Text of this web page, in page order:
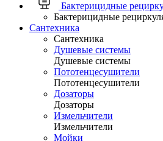
Бактерицидные
Бактерицидные
Сантехника
Сантехника
Душевые системы
Душевые системы
Пототенцесушители
Пототенцесушители
Дозаторы
Дозаторы
Измельчители
Измельчители
Мойки